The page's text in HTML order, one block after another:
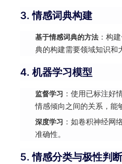
3. 情感词典构建
基于情感词典的方法 ：构
典的构建需要领域知识和
4. 机器学习模型
监督学习 ：使用已标注好
情感倾向之间的关系，能
深度学习 ：如卷积神经网
准确性。
5. 情感分类与极性判断